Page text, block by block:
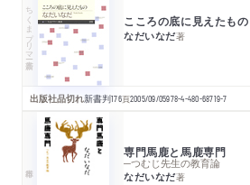
ちくまプリマー新書 こころの底に見えたもの
なだいなだ著
出版社品切れ新書判176頁2005/09/05978-4-480-68719-7
専門馬鹿と馬鹿専門
─つむじ先生の教育論
なだいなだ著